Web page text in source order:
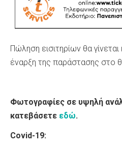
Πώληση εισιτηρίων θα
έναρξη της παράστασης στο
Φωτογραφίες σε υψηλή
κατεβάσετε εδώ.
Covid-19: